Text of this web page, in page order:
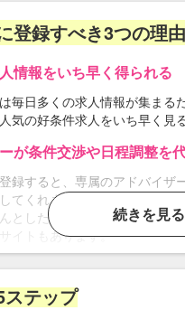
登録すべき3つの理由
情報をいち早く得られる
毎日多くの求人情報が集まる
気の好条件求人をいち早く見
が条件交渉や日程調整を
録すると、専属のアドバイザ
てくれます。さらに給料交
とした転職活動ができます。
サイトもあります。
や雰囲気を教えてくれる
知り尽くしたアドバイザー
続きを見る
テップ